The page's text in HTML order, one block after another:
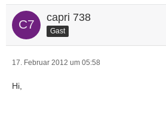
capri 738
Gast
17. Februar 2012 um 05:58
Hi,